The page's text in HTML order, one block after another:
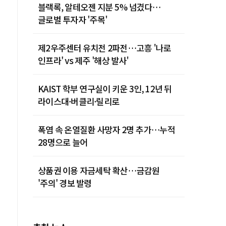
블랙록, 알테오젠 지분 5% 넘겼다…
글로벌 투자자 '주목'
제2우주센터 유치전 2파전…고흥 '나로
인프라' vs 제주 '해상 발사'
KAIST 학부 연구실이 키운 3인, 12년 뒤
라이스대·버클리·릴리로
폭염 속 온열질환 사망자 2명 추가…누적
28명으로 늘어
상품권 이용 자금세탁 확산…금감원
'주의' 경보 발령